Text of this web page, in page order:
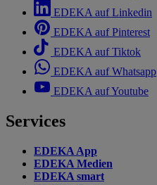
EDEKA auf Linkedin
EDEKA auf Pinterest
EDEKA auf Tiktok
EDEKA auf Whatsapp
EDEKA auf Youtube
Services
EDEKA App
EDEKA Medien
EDEKA smart